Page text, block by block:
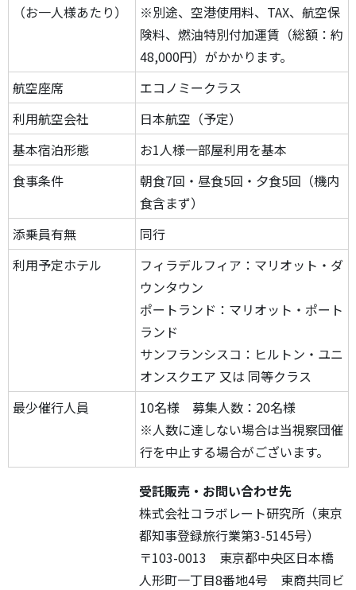
（お一人様あたり）
※別途、空港使用料、TAX、航空保
険料、燃油特別付加運賃（総額：約
48,000円）がかかります。
航空座席
エコノミークラス
利用航空会社
日本航空（予定）
基本宿泊形態
お1人様一部屋利用を基本
食事条件
朝食7回・昼食5回・夕食5回（機内
食含まず）
添乗員有無
同行
利用予定ホテル
フィラデルフィア：マリオット・ダ
ウンタウン
ポートランド：マリオット・ポート
ランド
サンフランシスコ：ヒルトン・ユニ
オンスクエア 又は 同等クラス
最少催行人員
10名様 募集人数：20名様
※人数に達しない場合は当視察団催
行を中止する場合がございます。
受託販売・お問い合わせ先
株式会社コラボレート研究所（東京
都知事登録旅行業第3-5145号）
〒103-0013 東京都中央区日本橋
人形町一丁目8番地4号 東商共同ビ